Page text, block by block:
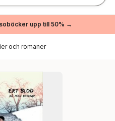
upp till 50% →
och romaner